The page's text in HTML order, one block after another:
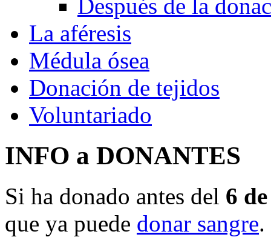
Después de la
La aféresis
Médula ósea
Donación de tejidos
Voluntariado
INFO a DONANTES
Si ha donado antes del 6
que ya puede donar sangre.